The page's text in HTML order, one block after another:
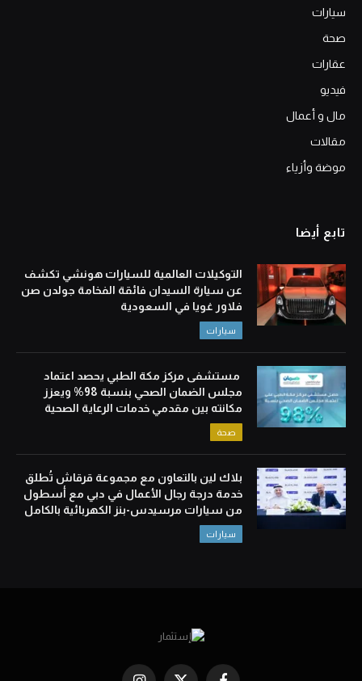
سيارات
صحة
عقارات
فيديو
مال و أعمال
مقالات
موضة وأزياء
تابع أيضا
التوكيلات العالمية للسيارات هونشي تكشف
عن سيارة السيدان فائقة الفخامة جولدن صن
فلاور غويا في السعودية
سيارات
مستشفى مركز مكة الطبي يحصد اعتماد
مجلس الضمان الصحي بنسبة 98% ويعزز
مكانته بين مقدمي خدمات الرعاية الصحية
صحة
بلاك لين بالتعاون مع مجموعة قرقاش تُطلق
خدمة درجة رجال الأعمال في دبي مع أسطول
من سيارات مرسيدس-بنز الكهربائية بالكامل
سيارات